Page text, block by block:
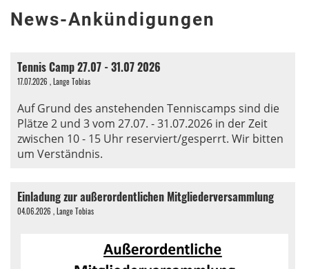
News-Ankündigungen
Tennis Camp 27.07 - 31.07 2026
17.07.2026 , Lange Tobias
Auf Grund des anstehenden Tenniscamps sind die
Plätze 2 und 3 vom 27.07. - 31.07.2026 in der Zeit
zwischen 10 - 15 Uhr reserviert/gesperrt. Wir bitten
um Verständnis.
Einladung zur außerordentlichen Mitgliederversammlung
04.06.2026 , Lange Tobias